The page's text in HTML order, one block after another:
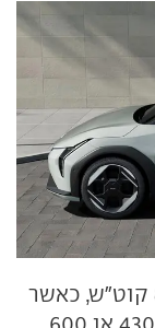
הסוללות יהיו בקיבולת של 58 או 81 קוט"ש, כאשר